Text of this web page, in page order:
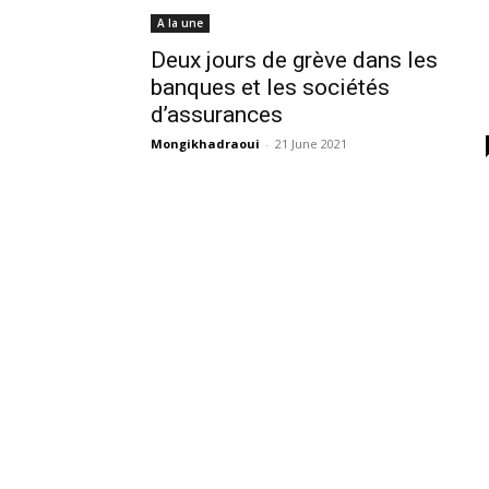
A la une
Deux jours de grève dans les
banques et les sociétés
d’assurances
Mongikhadraoui - 21 June 2021